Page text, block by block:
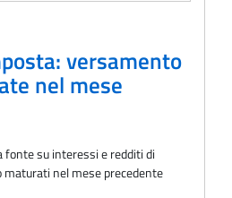
versamento
nel mese
su interessi e redditi di
nel mese precedente